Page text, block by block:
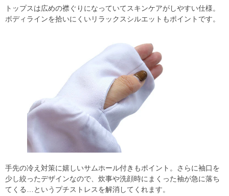
トップスは広めの襟ぐりになっていてスキンケアがしやすい仕様。
ボディラインを拾いにくいリラックスシルエットもポイントです。
手先の冷え対策に嬉しいサムホール付きもポイント。さらに袖口を
少し絞ったデザインなので、炊事や洗顔時にまくった袖が急に落ち
てくる…というプチストレスを解消してくれます。